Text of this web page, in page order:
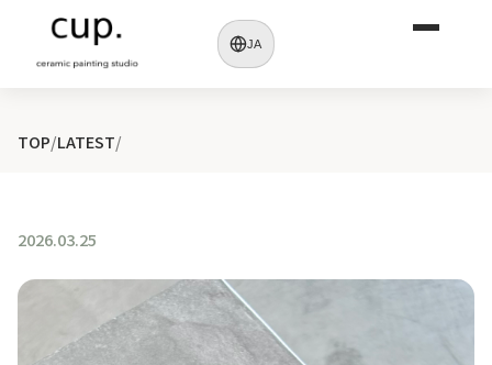
JA
TOP/LATEST/
2026.03.25